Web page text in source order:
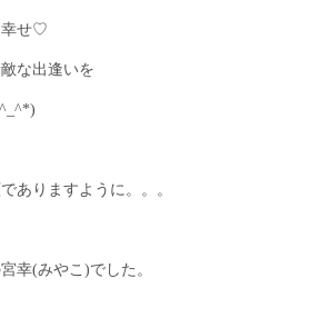
幸せ♡
な出逢いを
ありますように。。。
幸(みやこ)でした。